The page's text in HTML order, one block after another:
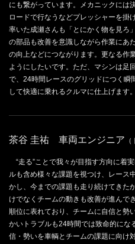
にも繋がっています。メカニックには
ロードで行なうなどプレッシャーを掛
率いた成瀬さんも「とにかく物を見ろ
の部品も改善を意識しながら作業にあ
の向上などにつながります。更なる作
ようにしたいです。ただ、マシンは足
で、24時間レースのグリッドにつく瞬
して快適に乗れるクルマに仕上げます。
茶谷 圭祐 車両エンジニア
“走る”ことで我々が目指す方向に着
ルも含め様々な課題を視つけ、レース
かし、今までの課題も走り続けてきた
けでなくチームの動きも改善が進んで
順位に表れており、チームに自信と勢
かいトラブルも24時間では致命的にな
信・勢いを車輌とチームの課題に向け